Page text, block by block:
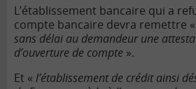
L’établissement bancaire qui a
compte bancaire devra remettre «
sans délai au demandeur une
d’ouverture de compte ».
Et « l’établissement de crédit ainsi